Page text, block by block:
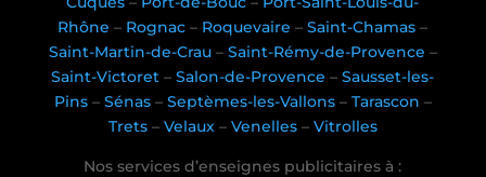
Rhône – Rognac – Roquevaire –Saint-Chamas –
Saint-Martin-de-Crau– Saint-Rémy-de-Provence –
Saint-Victoret –Salon-de-Provence –Sausset-les-
Pins– Sénas– Septèmes-les-Vallons– Tarascon –
Trets– Velaux– Venelles– Vitrolles
Nos services d’enseignes publicitaires à :